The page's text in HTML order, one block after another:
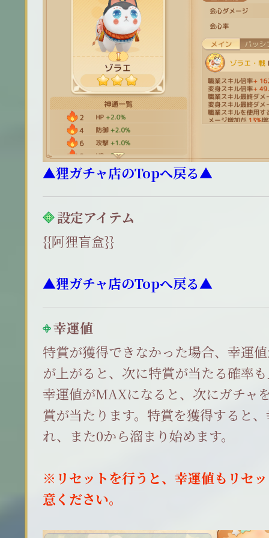
▲狸ガチャ店のTopへ戻る▲
設定アイテム
{{阿狸盲盒}}
▲狸ガチャ店のTopへ戻る▲
幸運値
特賞が獲得できなかった場合、幸運
が上がると、次に特賞が当たる確率
幸運値がMAXになると、次にガチャ
賞が当たります。特賞を獲得すると
れ、また0から溜まり始めます。
※リセットを行うと、幸運値もリセ
意ください。